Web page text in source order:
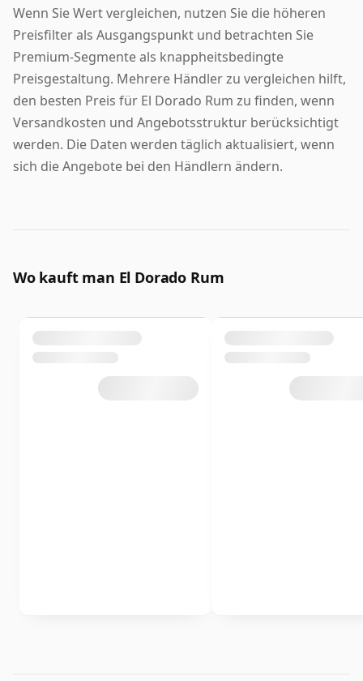
Wenn Sie Wert vergleichen, nutzen Sie die höheren
Preisfilter als Ausgangspunkt und betrachten Sie
Premium-Segmente als knappheitsbedingte
Preisgestaltung. Mehrere Händler zu vergleichen hilft,
den besten Preis für El Dorado Rum zu finden, wenn
Versandkosten und Angebotsstruktur berücksichtigt
werden. Die Daten werden täglich aktualisiert, wenn
sich die Angebote bei den Händlern ändern.
Wo kauft man El Dorado Rum